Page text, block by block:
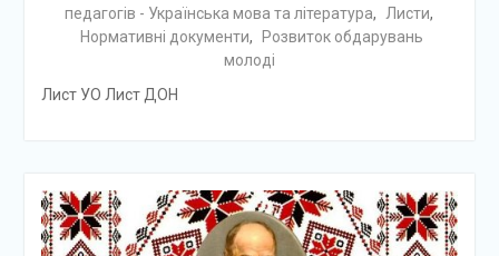
педагогів - Українська мова та література, Листи,
Нормативні документи,
Розвиток обдарувань
молоді
Лист УО Лист ДОН